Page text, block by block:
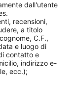
dall'utente
recensioni,
a titolo
C.F.,
e luogo di
contatto e
indirizzo e-
ecc.);